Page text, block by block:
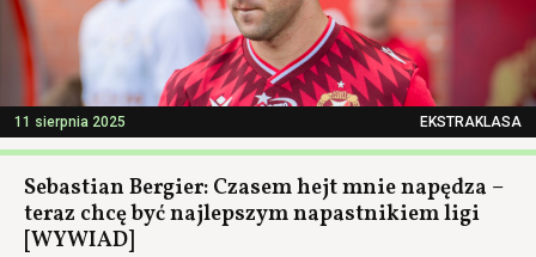
11 sierpnia 2025 EKSTRAKLASA
Sebastian Bergier: Czasem hejt mnie napędza –
teraz chcę być najlepszym napastnikiem ligi
[WYWIAD]